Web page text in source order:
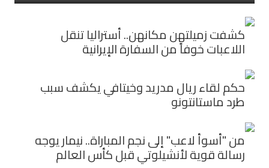
كشفت زميلتهن مكانهن.. أستراليا تنقل
اللاعبات خوفاً من السفارة الإيرانية
حكم لقاء ريال مدريد وخيتافي يكشف سبب
طرد ماستانتونو
من "أسوأ لاعب" إلى نجم المباراة.. نيمار يوجه
رسالة قوية لأنشيلوتي قبل كأس العالم